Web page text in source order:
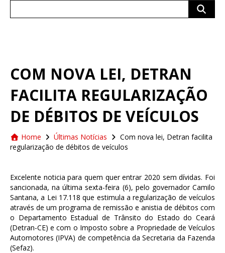
COM NOVA LEI, DETRAN
FACILITA REGULARIZAÇÃO
DE DÉBITOS DE VEÍCULOS
Home Últimas Notícias
Com nova lei, Detran facilita
regularização de débitos de veículos
Excelente noticia para quem quer entrar 2020 sem dívidas. Foi
sancionada, na última sexta-feira (6), pelo governador Camilo
Santana, a Lei 17.118 que estimula a regularização de veículos
através de um programa de remissão e anistia de débitos com
o Departamento Estadual de Trânsito do Estado do Ceará
(Detran-CE) e com o Imposto sobre a Propriedade de Veículos
Automotores (IPVA) de competência da Secretaria da Fazenda
(Sefaz).